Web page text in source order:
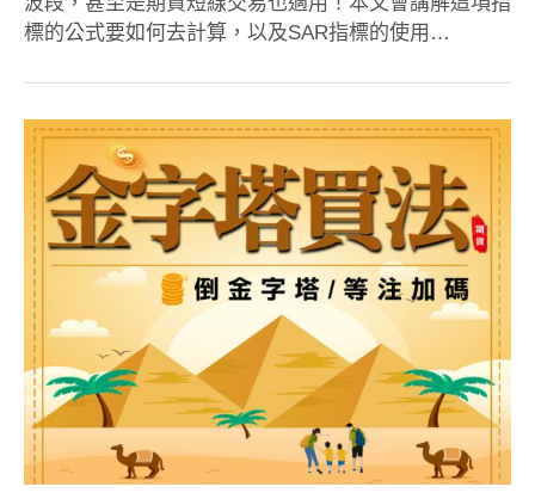
標的公式要如何去計算，以及SAR指標的使用…